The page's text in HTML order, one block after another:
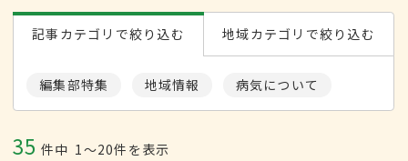
記事カテゴリで絞り込む 地域カテゴリで絞り込む
編集部特集 地域情報 病気について
35 件中 1〜20件を表示